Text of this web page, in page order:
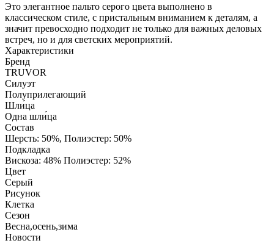
Это элегантное пальто серого цвета выполнено в
классическом стиле, с пристальным вниманием к деталям, а
значит превосходно подходит не только для важных деловых
встреч, но и для светских мероприятий.
Характеристики
Бренд
TRUVOR
Силуэт
Полуприлегающий
Шли́ца
Одна шли́ца
Состав
Шерсть: 50%, Полиэстер: 50%
Подкладка
Вискоза: 48% Полиэстер: 52%
Цвет
Серый
Рисунок
Клетка
Сезон
Весна,осень,зима
Новости